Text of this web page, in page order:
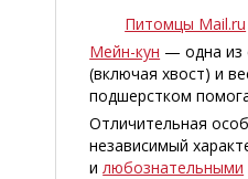
Питомцы Mail.ru
Мейн-кун — одна из
(включая хвост) и
подшерстком
Отличительная
независимый
илюбознательными